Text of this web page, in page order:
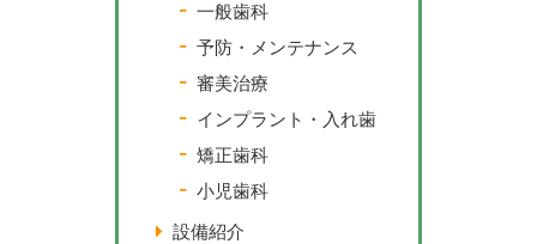
一般歯科
予防・メンテナンス
審美治療
インプラント・入れ歯
矯正歯科
小児歯科
設備紹介